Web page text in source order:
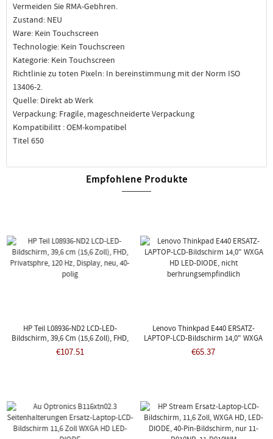
Vermeiden Sie RMA-Gebhren.
Zustand: NEU
Ware: Kein Touchscreen
Technologie: Kein Touchscreen
Kategorie: Kein Touchscreen
Richtlinie zu toten Pixeln: In bereinstimmung mit der Norm ISO
13406-2.
Quelle: Direkt ab Werk
Verpackung: Fragile, mageschneiderte Verpackung
Kompatibilitt : OEM-kompatibel
Titel 650
Empfohlene Produkte
HP Teil L08936-ND2 LCD-LED-
Bildschirm, 39,6 Cm (15,6 Zoll), FHD,
Privatsphre, 120 Hz, Display, Neu, 40-
Polig
€107.51
Lenovo Thinkpad E440 ERSATZ-
LAPTOP-LCD-Bildschirm 14,0" WXGA
HD LED-DIODE, Nicht
Berhrungsempfindlich
€65.37